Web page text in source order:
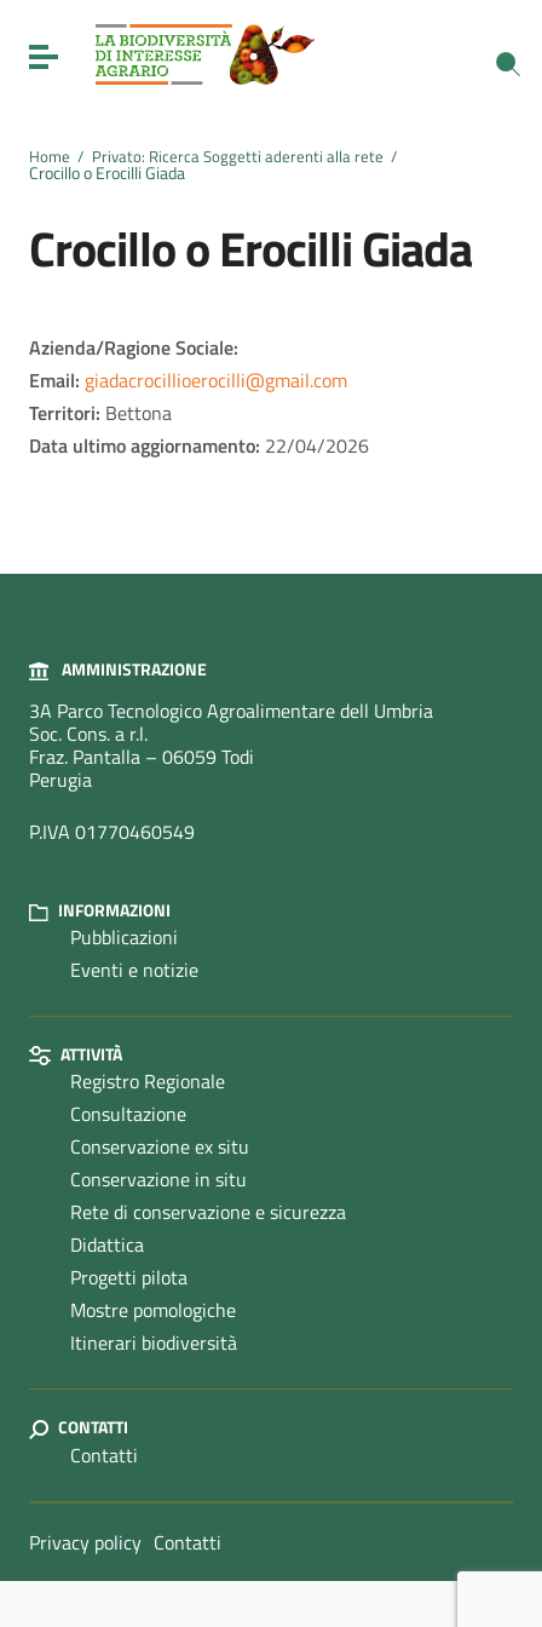
Vai al menu di navigazione
Vai al footer
Toggle navigation
Home / Privato: Ricerca Soggetti aderenti alla rete /
Crocillo o Erocilli Giada
Crocillo o Erocilli Giada
Azienda/Ragione Sociale:
Email: giadacrocillioerocilli@gmail.com
Territori: Bettona
Data ultimo aggiornamento: 22/04/2026
AMMINISTRAZIONE
3A Parco Tecnologico Agroalimentare dell Umbria
Soc. Cons. a r.l.
Fraz. Pantalla – 06059 Todi
Perugia
P.IVA 01770460549
INFORMAZIONI
Pubblicazioni
Eventi e notizie
ATTIVITÀ
Registro Regionale
Consultazione
Conservazione ex situ
Conservazione in situ
Rete di conservazione e sicurezza
Didattica
Progetti pilota
Mostre pomologiche
Itinerari biodiversità
CONTATTI
Contatti
Sezione Link Utili
Privacy policy Contatti